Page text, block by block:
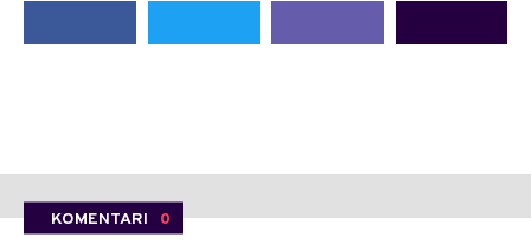
KOMENTARI 0